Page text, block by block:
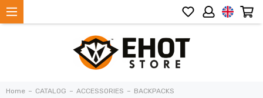
Home CATALOG ACCESSORIES BACKPACKS